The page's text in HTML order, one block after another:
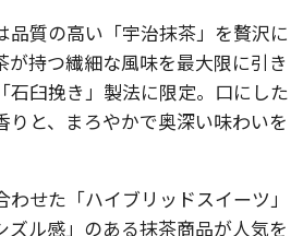
品質の高い「宇治抹茶」を贅沢に
が持つ繊細な風味を最大限に引き
石臼挽き」製法に限定。口にした
りと、まろやかで奥深い味わいを
せた「ハイブリッドスイーツ」
ズル感」のある抹茶商品が人気を